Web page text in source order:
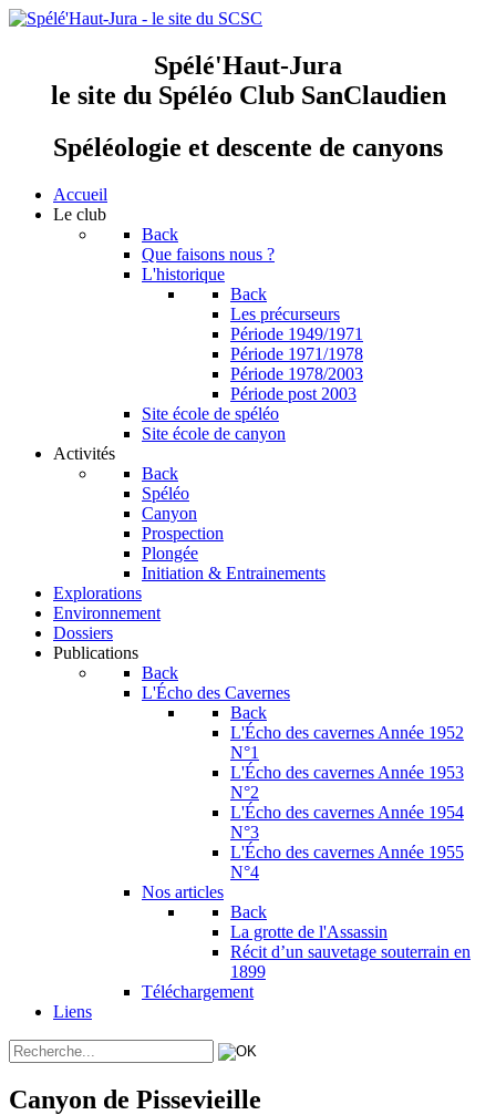
Spélé'Haut-Jura
le site du Spéléo Club SanClaudien
Spéléologie et descente de canyons
Accueil
Le club
Back
Que faisons nous ?
L'historique
Back
Les précurseurs
Période 1949/1971
Période 1971/1978
Période 1978/2003
Période post 2003
Site école de spéléo
Site école de canyon
Activités
Back
Spéléo
Canyon
Prospection
Plongée
Initiation & Entrainements
Explorations
Environnement
Dossiers
Publications
Back
L'Écho des Cavernes
Back
L'Écho des cavernes Année 1952
N°1
L'Écho des cavernes Année 1953
N°2
L'Écho des cavernes Année 1954
N°3
L'Écho des cavernes Année 1955
N°4
Nos articles
Back
La grotte de l'Assassin
Récit d’un sauvetage souterrain en
1899
Téléchargement
Liens
Canyon de Pissevieille